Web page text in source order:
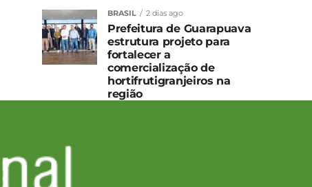
BRASIL 2 dias ago
Prefeitura de Guarapuava
estrutura projeto para
fortalecer a
comercialização de
hortifrutigranjeiros na
região